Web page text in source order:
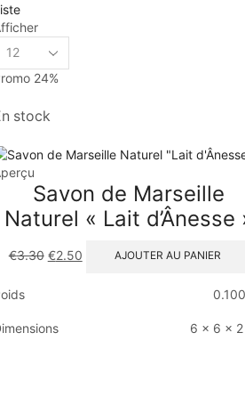
24%
stock
Savon de Marseille
Naturel « Lait d’Ânesse
€3.30 €2.50 AJOUTER AU PANIER
6 × 6 × 2